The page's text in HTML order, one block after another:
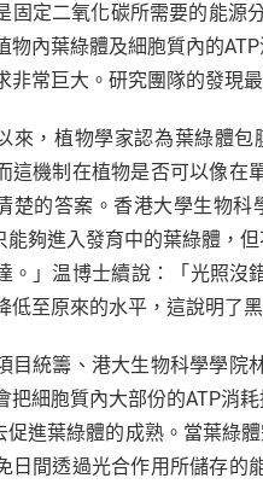
固定二氧化碳所需要的能源
物內葉綠體及細胞質內的
非常巨大。研究團隊的發現
來，植物學家認為葉綠體包
這機制在植物是否可以像在
楚的答案。香港大學生物
能夠進入發育中的葉綠體，
。」温博士續說：「光照沒
低至原來的水平，這說明了
目統籌、港大生物科學學院
把細胞質內大部份的ATP消
促進葉綠體的成熟。當葉綠
日間透過光合作用所儲存的